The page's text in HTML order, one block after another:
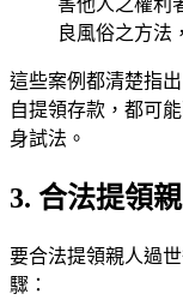
良風俗之方法
這些案例都清楚指
自提領存款，都可
身試法。
3. 合法提領
要合法提領親人過
驟：